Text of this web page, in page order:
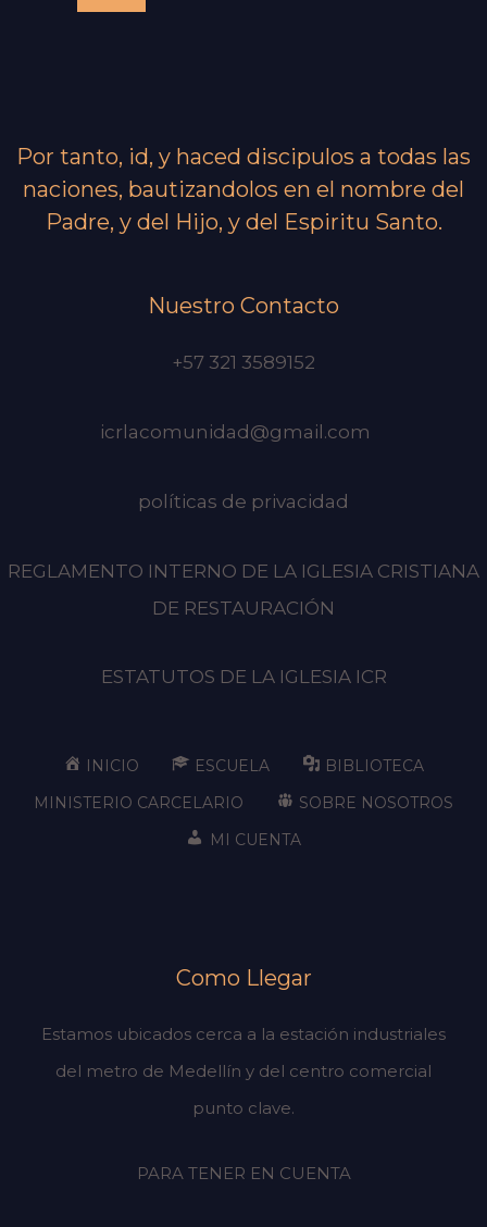
Por tanto, id, y haced discipulos a todas las
naciones, bautizandolos en el nombre del
Padre, y del Hijo, y del Espiritu Santo.
Nuestro Contacto
+57 321 3589152
icrlacomunidad@gmail.com
políticas de privacidad
REGLAMENTO INTERNO DE LA IGLESIA CRISTIANA
DE RESTAURACIÓN
ESTATUTOS DE LA IGLESIA ICR
INICIO ESCUELA
BIBLIOTECA
MINISTERIO CARCELARIO
SOBRE NOSOTROS
MI CUENTA
Como Llegar
Estamos ubicados cerca a la estación industriales
del metro de Medellín y del centro comercial
punto clave.
PARA TENER EN CUENTA